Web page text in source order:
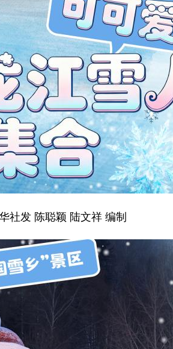
社发 陈聪颖 陆文祥 编制